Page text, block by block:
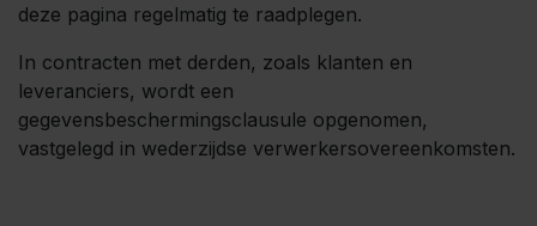
deze pagina regelmatig te raadplegen.
In contracten met derden, zoals klanten en
leveranciers, wordt een
gegevensbeschermingsclausule opgenomen,
vastgelegd in wederzijdse verwerkersovereenkomsten.